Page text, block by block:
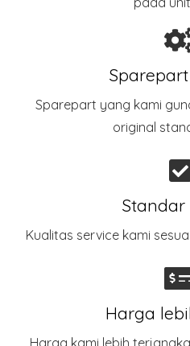
Sparepart yang kami
original
Standar
Kualitas service kami
Harga